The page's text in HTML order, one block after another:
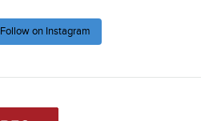
Follow on Instagram